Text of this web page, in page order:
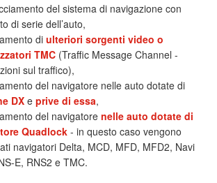
del sistema di navigazione con
di serie dell’auto,
di ulteriori sorgenti video o
TMC (Traffic Message Channel -
sul traffico),
del navigatore nelle auto dotate di
DXe prive di essa,
del navigatorenelle auto dotate di
Quadlock - in questo caso vengono
navigatori Delta, MCD, MFD, MFD2, Navi
E, RNS2 e TMC.